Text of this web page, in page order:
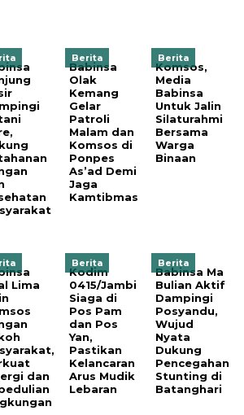
Berita
Babinsa
Olak
Kemang
Gelar
Patroli
Malam dan
Komsos di
Ponpes
As’ad Demi
Jaga
Kamtibmas
Berita
Komsos,
Media
Babinsa
Untuk Jalin
Silaturahmi
Bersama
Warga
Binaan
Lima
dan
Berita
Kodim
0415/Jambi
Siaga di
Pos Pam
dan Pos
Yan,
Pastikan
Kelancaran
Arus Mudik
Lebaran
Berita
Babinsa Ma
Bulian Aktif
Dampingi
Posyandu,
Wujud
Nyata
Dukung
Pencegahan
Stunting di
Batanghari